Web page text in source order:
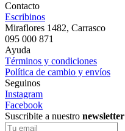
Contacto
Escribinos
Miraflores 1482, Carrasco
095 000 871
Ayuda
Términos y condiciones
Política de cambio y envíos
Seguinos
Instagram
Facebook
Suscribite a nuestro newsletter